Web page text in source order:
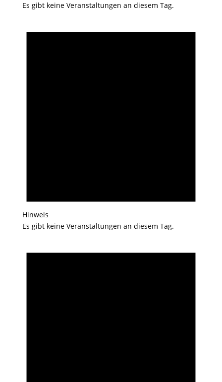
Es gibt keine Veranstaltungen an diesem Tag.
Hinweis
Es gibt keine Veranstaltungen an diesem Tag.